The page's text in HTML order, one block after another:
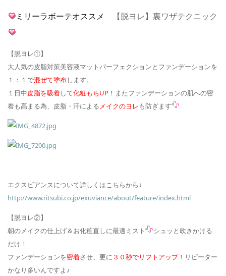
ミリーラボーテオススメ 【脱ヨレ】裏ワザテクニック
【脱ヨレ①】
大人気の皮脂対策美容液マットパーフェクションとファンデーションを
１：１で混ぜて塗布します。
１日中皮脂を吸着して化粧もちUP ！またファンデーションの肌への密
着も高まる為、皮脂・汗によるメイクのヨレも防ぎます
エクスビアンスについて詳しくはこちらから↓
http://www.ritsubi.co.jp/exuviance/about/feature/index.html
【脱ヨレ②】
朝のメイクの仕上げ＆お化粧直しに最適ミスト
シュッと吹きかける
だけ！
ファンデーションを密着させ、更に ３０秒でリフトアップ！リピーター
かなり多いんですよ♪